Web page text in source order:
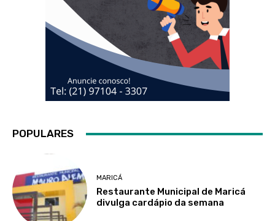
POPULARES
MARICÁ
Restaurante Municipal de Maricá
divulga cardápio da semana